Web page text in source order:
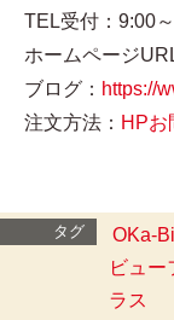
TEL受付：9:00
ホームページ
ブログ： https://
注文方法： HPお
タグ OKa-
ビュー
ラス